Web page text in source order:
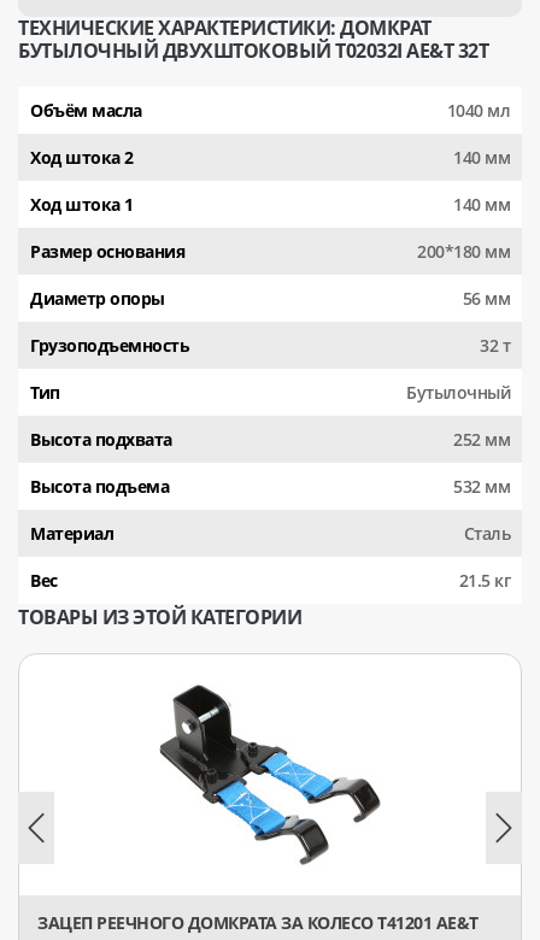
ТЕХНИЧЕСКИЕ ХАРАКТЕРИСТИКИ: ДОМКРАТ
БУТЫЛОЧНЫЙ ДВУХШТОКОВЫЙ T02032I AE&T 32Т
Объём масла 1040 мл
Ход штока 2 140 мм
Ход штока 1 140 мм
Размер основания 200*180 мм
Диаметр опоры 56 мм
Грузоподъемность 32 т
Тип Бутылочный
Высота подхвата 252 мм
Высота подъема 532 мм
Материал Сталь
Вес 21.5 кг
ТОВАРЫ ИЗ ЭТОЙ КАТЕГОРИИ
ЗАЦЕП РЕЕЧНОГО ДОМКРАТА ЗА КОЛЕСО T41201 AE&T